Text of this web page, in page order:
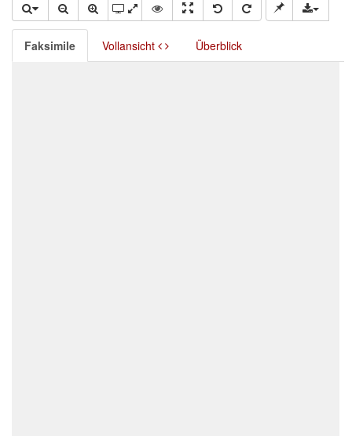
Faksimile Vollansicht Überblick